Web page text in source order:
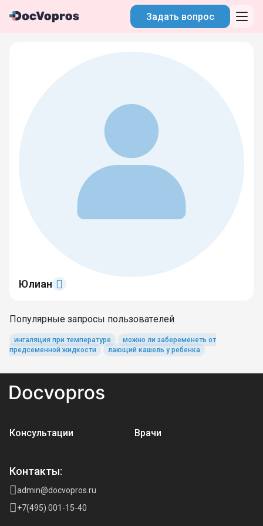
Задать вопрос
Юлиан
Популярные запросы пользователей
ингаляция при температуре
можно ли забеременеть от
предсеменной жидкости
лающий кашель у ребенка
Консультации Врачи
Контакты:
admin@docvopros.ru
+7(495) 001-15-40